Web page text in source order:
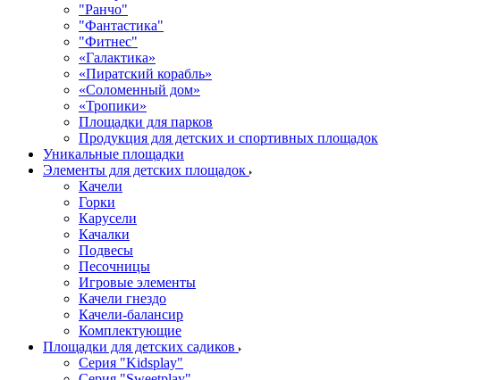
"Ранчо"
"Фантастика"
"Фитнес"
«Галактика»
«Пиратский корабль»
«Соломенный дом»
«Тропики»
Площадки для парков
Продукция для детских и спортивных площадок
Уникальные площадки
Элементы для детских площадок
Качели
Горки
Карусели
Качалки
Подвесы
Песочницы
Игровые элементы
Качели гнездо
Качели-балансир
Комплектующие
Площадки для детских садиков
Серия "Kidsplay"